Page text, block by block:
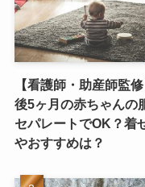
【看護師・助産師監
後5ヶ月の赤ちゃんの
セパレートでOK？着
やおすすめは？